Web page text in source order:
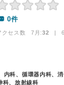
0件
クセス数 7月:32 | 6
内科、循環器内科、
科、放射線科